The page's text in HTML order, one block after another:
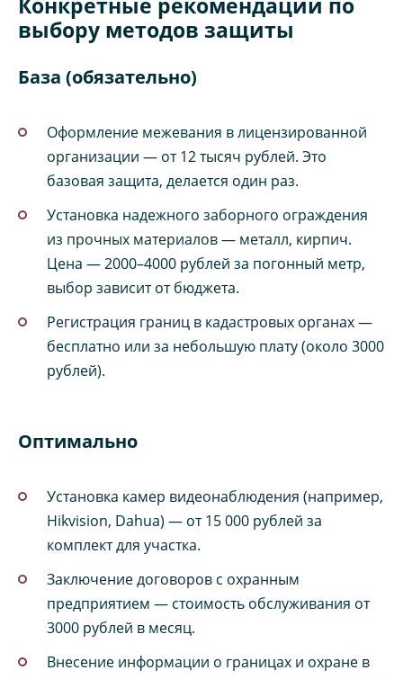
выбору методов защиты
База (обязательно)
Оформление межевания в лицензированной
организации — от 12 тысяч рублей. Это
базовая защита, делается один раз.
Установка надежного заборного ограждения
из прочных материалов — металл, кирпич.
Цена — 2000–4000 рублей за погонный метр,
выбор зависит от бюджета.
Регистрация границ в кадастровых органах —
бесплатно или за небольшую плату (около 3000
рублей).
Оптимально
Установка камер видеонаблюдения (например,
Hikvision, Dahua) — от 15 000 рублей за
комплект для участка.
Заключение договоров с охранным
предприятием — стоимость обслуживания от
3000 рублей в месяц.
Внесение информации о границах и охране в